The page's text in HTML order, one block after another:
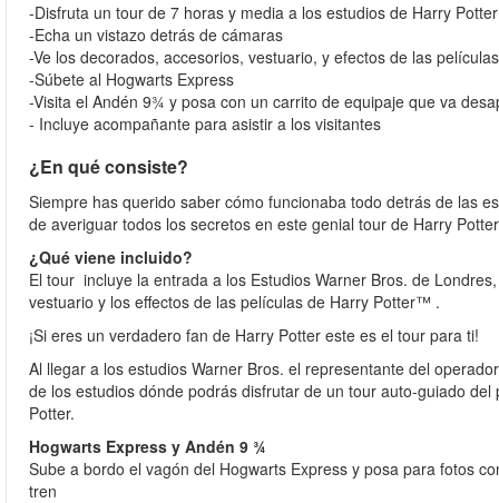
-Disfruta un tour de 7 horas y media a los estudios de Harry
-Echa un vistazo detrás de cámaras
-Ve los decorados, accesorios, vestuario, y efectos de las
-Súbete al Hogwarts Express
-Visita el Andén 9¾ y posa con un carrito de equipaje que va
- Incluye acompañante para asistir a los visitantes
¿En qué consiste?
Siempre has querido saber cómo funcionaba todo detrás de las
de averiguar todos los secretos en este genial tour de Harry
¿Qué viene incluido?
El tour incluye la entrada a los Estudios Warner Bros. de
vestuario y los effectos de las películas de Harry Potter™ .
¡Si eres un verdadero fan de Harry Potter este es el tour para ti!
Al llegar a los estudios Warner Bros. el representante del
de los estudios dónde podrás disfrutar de un tour auto-guiado
Potter.
Hogwarts Express y Andén 9 ¾
Sube a bordo el vagón del Hogwarts Express y posa para fotos
tren